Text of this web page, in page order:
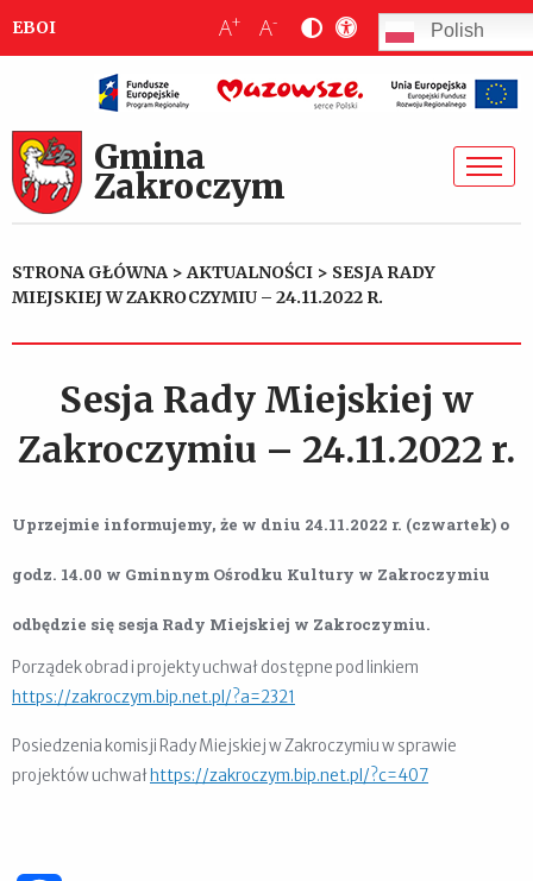
EBOI A+ A- Polish
Gmina
Zakroczym
STRONA GŁÓWNA >AKTUALNOŚCI > SESJA RADY
MIEJSKIEJ W ZAKROCZYMIU – 24.11.2022 R.
Sesja Rady Miejskiej w
Zakroczymiu – 24.11.2022 r.
Uprzejmie informujemy, że w dniu 24.11.2022 r. (czwartek) o
godz. 14.00 w Gminnym Ośrodku Kultury w Zakroczymiu
odbędzie się sesja Rady Miejskiej w Zakroczymiu.
Porządek obrad i projekty uchwał dostępne pod linkiem
https://zakroczym.bip.net.pl/?a=2321
Posiedzenia komisji Rady Miejskiej w Zakroczymiu w sprawie
projektów uchwał https://zakroczym.bip.net.pl/?c=407